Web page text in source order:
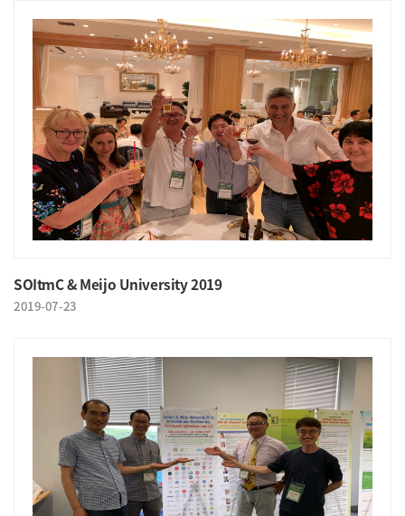
SOItmC & Meijo University 2019
2019-07-23